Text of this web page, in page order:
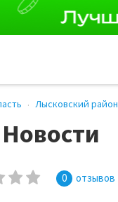
Лысковский район
Новости
0 отзывов